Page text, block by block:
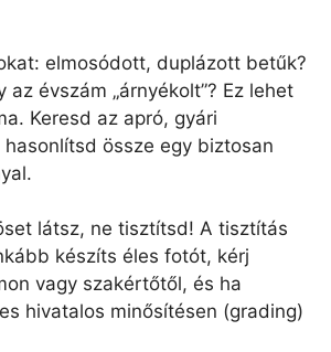
elmosódott, duplázott betűk?
az évszám „árnyékolt”? Ez lehet
Keresd az apró, gyári
össze egy biztosan
látsz, ne tisztítsd! A tisztítás
készíts éles fotót, kérj
vagy szakértőtől, és ha
hivatalos minősítésen (grading)